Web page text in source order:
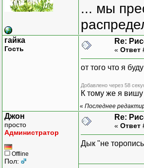
... мы
гайка
Гость
Re:
« Ответ
от того что я
Добавлено через 58
К тому же я
« Последнее
Джон
просто
Администратор
Offline
Пол:
Re:
« Ответ
Дык "не